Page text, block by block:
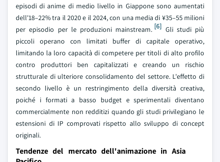
episodi di anime di medio livello in Giappone sono aumentati
dell'18–22% tra il 2020 e il 2024, con una media di ¥35–55 milioni
per episodio per le produzioni mainstream. [6] Gli studi più
piccoli operano con limitati buffer di capitale operativo,
limitando la loro capacità di competere per titoli di alto profilo
contro produttori ben capitalizzati e creando un rischio
strutturale di ulteriore consolidamento del settore. L'effetto di
secondo livello è un restringimento della diversità creativa,
poiché i formati a basso budget e sperimentali diventano
commercialmente non redditizi quando gli studi privilegiano le
estensioni di IP comprovati rispetto allo sviluppo di concept
originali.
Tendenze del mercato dell'animazione in Asia